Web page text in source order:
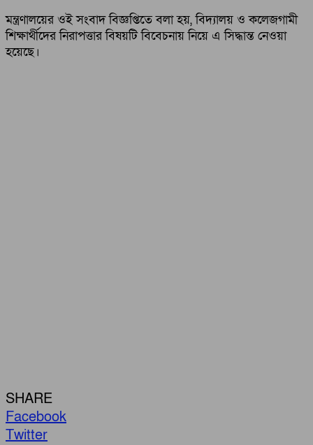
মন্ত্রণালয়ের ওই সংবাদ বিজ্ঞপ্তিতে বলা হয়, বিদ্যালয় ও কলেজগামী
শিক্ষার্থীদের নিরাপত্তার বিষয়টি বিবেচনায় নিয়ে এ সিদ্ধান্ত নেওয়া
হয়েছে।
SHARE
Facebook
Twitter